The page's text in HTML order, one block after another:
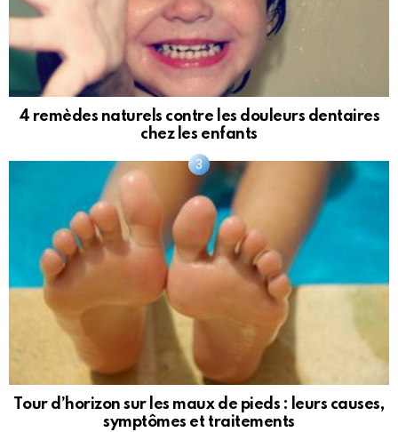
4 remèdes naturels contre les douleurs dentaires
chez les enfants
Tour d’horizon sur les maux de pieds : leurs causes,
symptômes et traitements